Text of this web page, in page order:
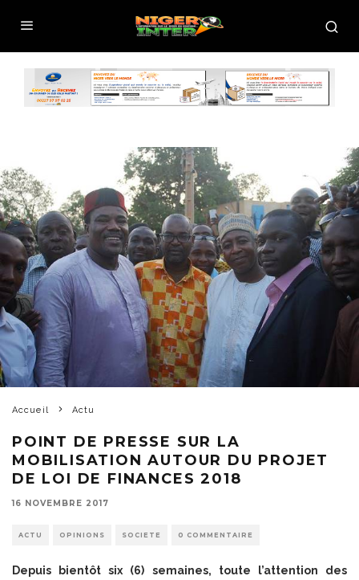
Accueil Actu
POINT DE PRESSE SUR LA
MOBILISATION AUTOUR DU PROJET
DE LOI DE FINANCES 2018
16 NOVEMBRE 2017
ACTU OPINIONS SOCIETE 0 COMMENTAIRE
Depuis bientôt six (6) semaines, toute l’attention des